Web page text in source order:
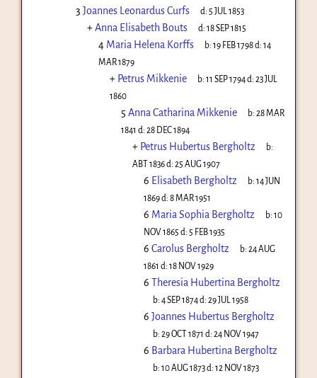
3 Joannes Leonardus Curfs d: 5 JUL 1853
+Anna Elisabeth Bouts d:18 SEP 1815
4 Maria Helena Korffs b:19 FEB 1798d:14
MAR 1879
+ Petrus Mikkenie b:11 SEP 1794d:23 JUL
1860
5 Anna Catharina Mikkenie b:28 MAR
1841 d: 28 DEC 1894
+ Petrus Hubertus Bergholtz
b:
ABT 1836d: 25 AUG 1907
6 Elisabeth Bergholtz b:14 JUN
1869d: 8 MAR 1951
6 Maria Sophia Bergholtz b:10
NOV 1865 d: 5 FEB 1935
6 Carolus Bergholtz b:24 AUG
1861 d: 18 NOV 1929
6 Theresia Hubertina Bergholtz
b:4 SEP 1874d:29 JUL 1958
6 Joannes Hubertus Bergholtz
b:29 OCT 1871 d:24 NOV 1947
6 Barbara Hubertina Bergholtz
b:10 AUG 1873d:12 NOV 1873